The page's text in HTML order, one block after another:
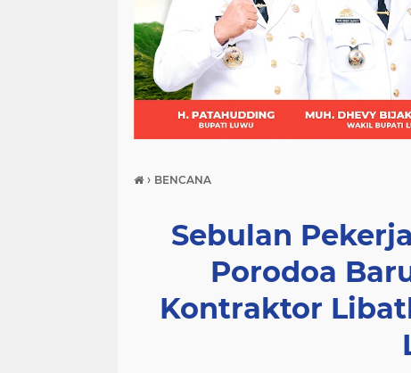
(21) (9) (7)
› BENCANA
Sebulan
Porodoa
Kontraktor